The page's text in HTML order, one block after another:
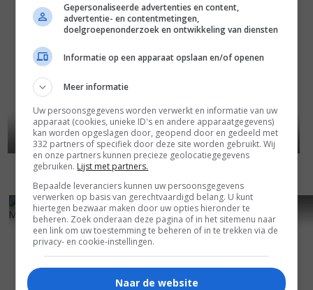
5,9
Mission of Justice (1992) 5,1
Prom Night (1980)
Gepersonaliseerde advertenties en content,
advertentie- en contentmetingen,
doelgroepenonderzoek en ontwikkeling van diensten
Informatie op een apparaat opslaan en/of openen
Meer informatie
Uw persoonsgegevens worden verwerkt en informatie van uw
apparaat (cookies, unieke ID's en andere apparaatgegevens)
kan worden opgeslagen door, geopend door en gedeeld met
332 partners of specifiek door deze site worden gebruikt. Wij
en onze partners kunnen precieze geolocatiegegevens
gebruiken. Lijst met partners.
Bepaalde leveranciers kunnen uw persoonsgegevens
verwerken op basis van gerechtvaardigd belang. U kunt
hiertegen bezwaar maken door uw opties hieronder te
beheren. Zoek onderaan deze pagina of in het sitemenu naar
een link om uw toestemming te beheren of in te trekken via de
privacy- en cookie-instellingen.
Naar de website